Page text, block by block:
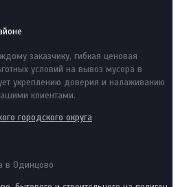
заказчику, гибкая ценовая
условий на вывоз мусора в
укреплению доверия и налаживанию
клиентами.
городского округа
в Одинцово